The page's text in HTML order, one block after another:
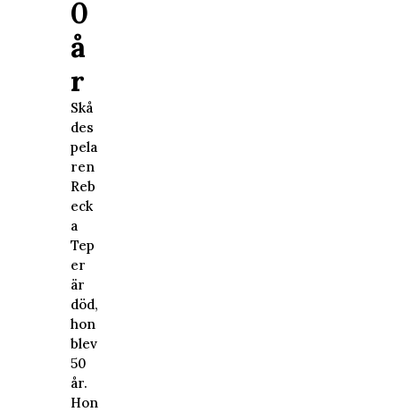
0
å
r
Skå
des
pela
ren
Reb
eck
a
Tep
er
är
död,
hon
blev
50
år.
Hon